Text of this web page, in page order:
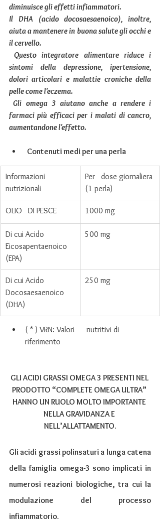
diminuisce gli effetti infiammatori.
Il DHA (acido docosaesaenoico), inoltre,
aiuta a mantenere in buona salute gli occhi e
il cervello.
Questo integratore alimentare riduce i
sintomi della depressione, ipertensione,
dolori articolari e malattie croniche della
pelle come l'eczema.
Gli omega 3 aiutano anche a rendere i
farmaci più efficaci per i malati di cancro,
aumentandone l'effetto.
Contenuti medi per una perla
Informazioni
nutrizionali
​Per   dose giornaliera
(1 perla)
​OLIO   DI PESCE ​1000 mg
​Di cui Acido
Eicosapentaenoico
(EPA)
500 mg
Di cui Acido
Docosaesaenoico
(DHA)
250 mg
( * ) VRN: Valori      nutritivi di
riferimento
GLI ACIDI GRASSI OMEGA 3 PRESENTI NEL
PRODOTTO “COMPLETE OMEGA ULTRA”
HANNO UN RUOLO MOLTO IMPORTANTE
NELLA GRAVIDANZA E
NELL’ALLATTAMENTO.
Gli acidi grassi polinsaturi a lunga catena
della famiglia omega-3 sono implicati in
numerosi reazioni biologiche, tra cui la
modulazione del processo
infiammatorio.